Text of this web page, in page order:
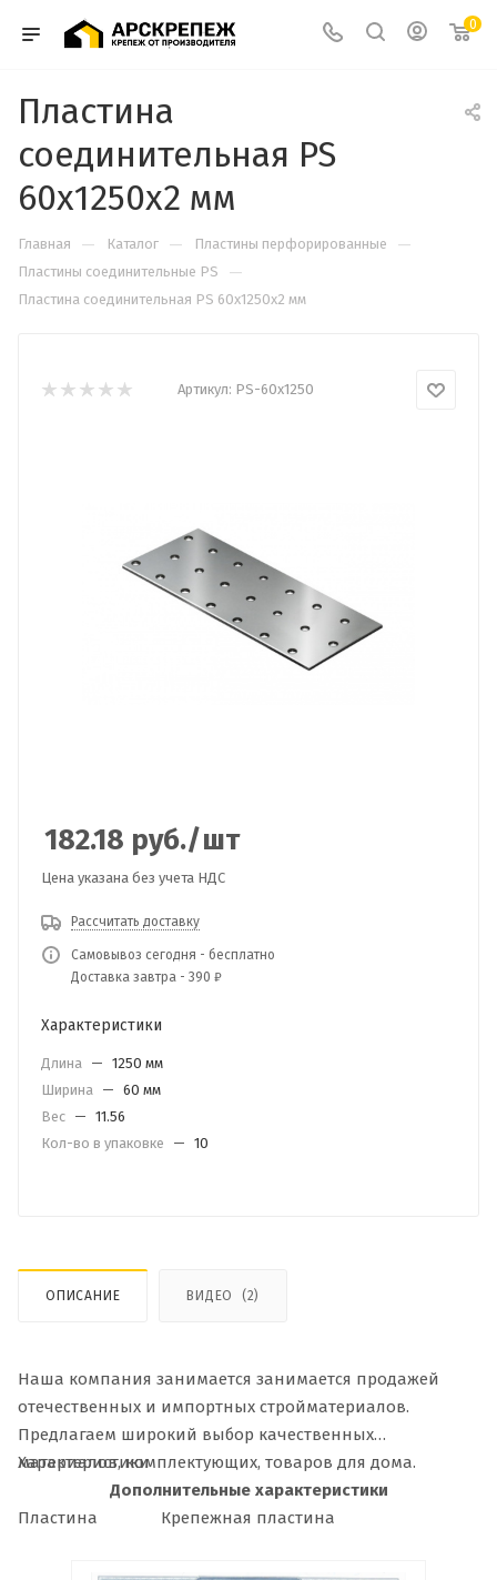
0
Пластина
соединительная PS
60х1250х2 мм
Главная — Каталог — Пластины перфорированные —
Пластины соединительные PS —
Пластина соединительная PS 60х1250х2 мм
Артикул: PS-60х1250
182.18 руб./шт
Цена указана без учета НДС
Рассчитать доставку
Самовывоз сегодня - бесплатно
Доставка завтра - 390 ₽
Характеристики
Длина — 1250 мм
Ширина — 60 мм
Вес — 11.56
Кол-во в упаковке
— 10
ОПИСАНИЕ ВИДЕО (2)
Наша компания занимается занимается продажей
отечественных и импортных стройматериалов.
Предлагаем широкий выбор качественных
материалов, комплектующих, товаров для дома.
Характеристики
Дополнительные характеристики
Пластина
Крепежная пластина